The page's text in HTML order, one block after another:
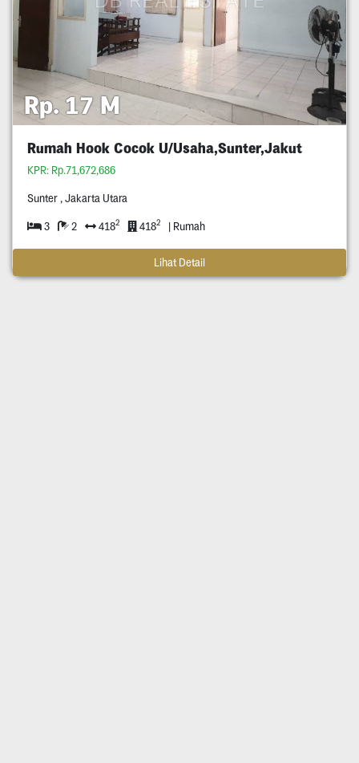
Rp. 17 M
Rumah Hook Cocok U/Usaha,Sunter,Jakut
KPR: Rp.71,672,686
Sunter , Jakarta Utara
3 2 4182 4182 | Rumah
Lihat Detail